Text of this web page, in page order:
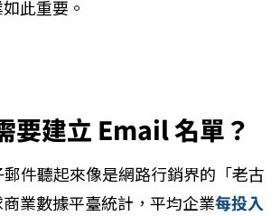
此重要。
要建立 Email 名單？
件聽起來像是網路行銷界的「老古
業數據平臺統計，平均企業每投入